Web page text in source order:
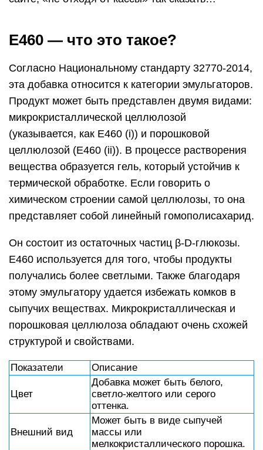
Е460 — что это такое?
Согласно Национальному стандарту 32770-2014,
эта добавка относится к категории эмульгаторов.
Продукт может быть представлен двумя видами:
микрокристаллической целлюлозой
(указывается, как Е460 (i)) и порошковой
целлюлозой (Е460 (ii)). В процессе растворения
вещества образуется гель, который устойчив к
термической обработке. Если говорить о
химическом строении самой целлюлозы, то она
представляет собой линейный гомополисахарид.
Он состоит из остаточных частиц β-D-глюкозы.
Е460 используется для того, чтобы продукты
получались более светлыми. Также благодаря
этому эмульгатору удается избежать комков в
сыпучих веществах. Микрокристаллическая и
порошковая целлюлоза обладают очень схожей
структурой и свойствами.
Показатели Описание
Цвет
Добавка может быть белого,
светло-желтого или серого
оттенка.
Внешний вид
Может быть в виде сыпучей
массы или
мелкокристаллического порошка.